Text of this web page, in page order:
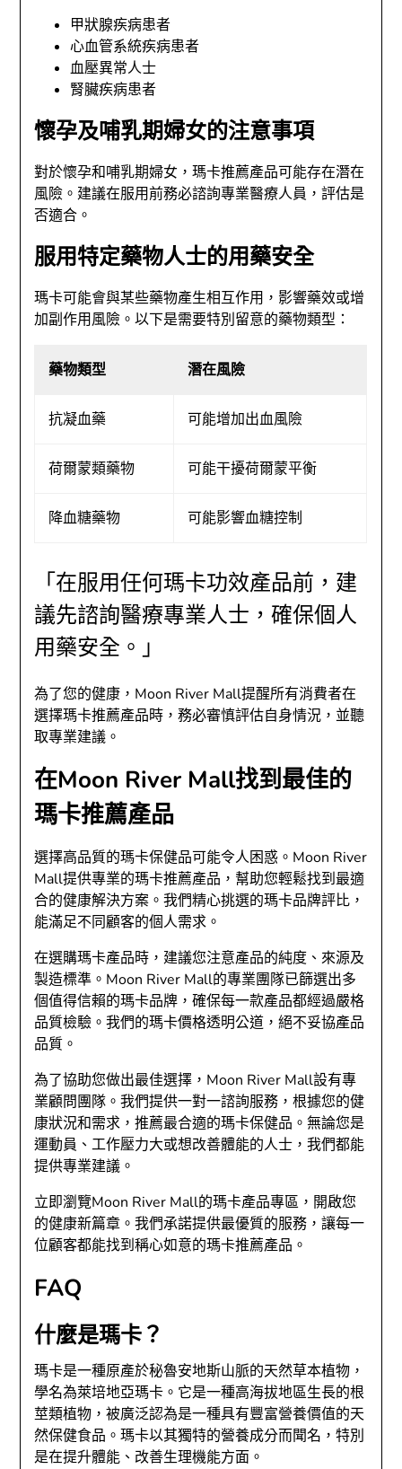
甲狀腺疾病患者
心血管系統疾病患者
血壓異常人士
腎臟疾病患者
懷孕及哺乳期婦女的注意事項
對於懷孕和哺乳期婦女，瑪卡推薦產品可能存在潛在
風險。建議在服用前務必諮詢專業醫療人員，評估是
否適合。
服用特定藥物人士的用藥安全
瑪卡可能會與某些藥物產生相互作用，影響藥效或增
加副作用風險。以下是需要特別留意的藥物類型：
藥物類型 潛在風險
抗凝血藥 可能增加出血風險
荷爾蒙類藥物 可能干擾荷爾蒙平衡
降血糖藥物 可能影響血糖控制
「在服用任何瑪卡功效產品前，建
議先諮詢醫療專業人士，確保個人
用藥安全。」
為了您的健康，Moon River Mall提醒所有消費者在
選擇瑪卡推薦產品時，務必審慎評估自身情況，並聽
取專業建議。
在Moon River Mall找到最佳的
瑪卡推薦產品
選擇高品質的瑪卡保健品可能令人困惑。Moon River
Mall提供專業的瑪卡推薦產品，幫助您輕鬆找到最適
合的健康解決方案。我們精心挑選的瑪卡品牌評比，
能滿足不同顧客的個人需求。
在選購瑪卡產品時，建議您注意產品的純度、來源及
製造標準。Moon River Mall的專業團隊已篩選出多
個值得信賴的瑪卡品牌，確保每一款產品都經過嚴格
品質檢驗。我們的瑪卡價格透明公道，絕不妥協產品
品質。
為了協助您做出最佳選擇，Moon River Mall設有專
業顧問團隊。我們提供一對一諮詢服務，根據您的健
康狀況和需求，推薦最合適的瑪卡保健品。無論您是
運動員、工作壓力大或想改善體能的人士，我們都能
提供專業建議。
立即瀏覽Moon River Mall的瑪卡產品專區，開啟您
的健康新篇章。我們承諾提供最優質的服務，讓每一
位顧客都能找到稱心如意的瑪卡推薦產品。
FAQ
什麼是瑪卡？
瑪卡是一種原產於秘魯安地斯山脈的天然草本植物，
學名為萊培地亞瑪卡。它是一種高海拔地區生長的根
莖類植物，被廣泛認為是一種具有豐富營養價值的天
然保健食品。瑪卡以其獨特的營養成分而聞名，特別
是在提升體能、改善生理機能方面。